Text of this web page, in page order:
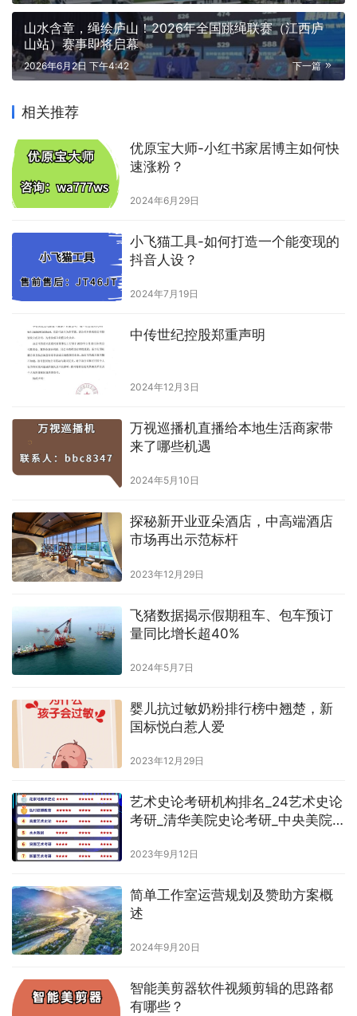
山水含章，绳绘庐山！2026年全国跳绳联赛（江西庐
山站）赛事即将启幕
下一篇
2026年6月2日 下午4:42
相关推荐
优原宝大师-小红书家居博主如何快
速涨粉？
2024年6月29日
小飞猫工具-如何打造一个能变现的
抖音人设？
2024年7月19日
中传世纪控股郑重声明
2024年12月3日
万视巡播机直播给本地生活商家带
来了哪些机遇
2024年5月10日
探秘新开业亚朵酒店，中高端酒店
市场再出示范标杆
2023年12月29日
飞猪数据揭示假期租车、包车预订
量同比增长超40%
2024年5月7日
婴儿抗过敏奶粉排行榜中翘楚，新
国标悦白惹人爱
2023年12月29日
艺术史论考研机构排名_24艺术史论
考研_清华美院史论考研_中央美院
2023年9月12日
简单工作室运营规划及赞助方案概
述
2024年9月20日
智能美剪器软件视频剪辑的思路都
有哪些？